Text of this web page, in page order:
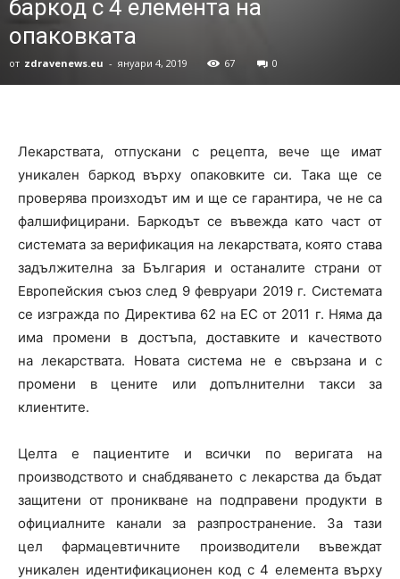
баркод с 4 елемента на
опаковката
от zdravenews.eu - януари 4, 2019 67 0
Лекарствата, отпускани с рецепта, вече ще имат
уникален баркод върху опаковките си. Така ще се
проверява произходът им и ще се гарантира, че не са
фалшифицирани. Баркодът се въвежда като част от
системата за верификация на лекарствата, която става
задължителна за България и останалите страни от
Европейския съюз след 9 февруари 2019 г. Системата
се изгражда по Директива 62 на ЕС от 2011 г. Няма да
има промени в достъпа, доставките и качеството
на лекарствата. Новата система не е свързана и с
промени в цените или допълнителни такси за
клиентите.
Целта е пациентите и всички по веригата на
производството и снабдяването с лекарства да бъдат
защитени от проникване на подправени продукти в
официалните канали за разпространение. За тази
цел фармацевтичните производители въвеждат
уникален идентификационен код с 4 елемента върху